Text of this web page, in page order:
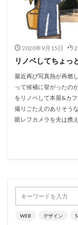
2020年9月15日
リノベしてちょっ
最近再び写真熱が再燃
って候補に挙がったの
をリノベして本屋&カ
撮りごたえのありそう
眼レフカメラを夫は携
WEB デザイン